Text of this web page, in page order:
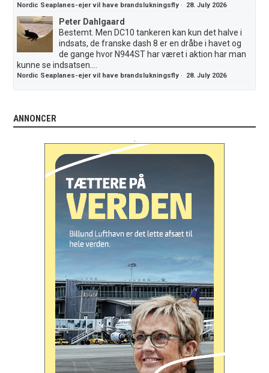
Nordic Seaplanes-ejer vil have brandslukningsfly · 28. July 2026
Peter Dahlgaard
Bestemt. Men DC10 tankeren kan kun det halve i
indsats, de franske dash 8 er en dråbe i havet og
de gange hvor N944ST har været i aktion har man
kunne se indsatsen....
Nordic Seaplanes-ejer vil have brandslukningsfly · 28. July 2026
ANNONCER